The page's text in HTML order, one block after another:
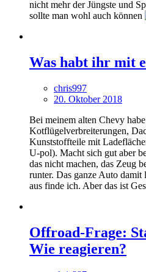
nicht mehr der Jüngste und
sollte man wohl auch können
Was habt ihr mit
chris997
20. Oktober 2018
Bei meinem alten Chevy
Kotflügelverbreiterungen,
Kunststoffteile mit
U-pol). Macht sich gut aber
das nicht machen, das Zeug
runter. Das ganze Auto damit
aus finde ich. Aber das ist
Offroad-Frage:
Wie reagieren?